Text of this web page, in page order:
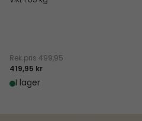
Rek.pris 499,95
419,95 kr
I lager